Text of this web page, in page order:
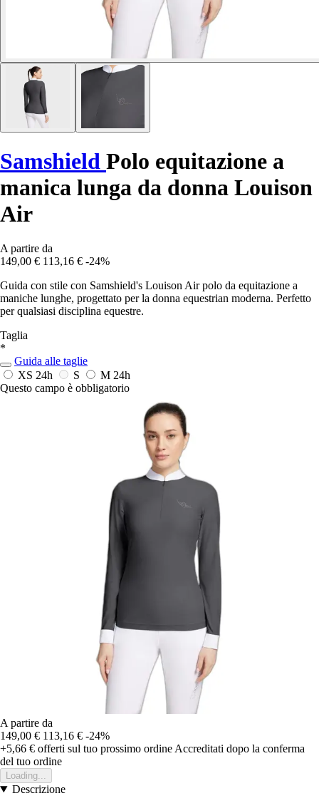
Samshield Polo equitazione a
manica lunga da donna Louison
Air
A partire da
149,00 € 113,16 € -24%
Guida con stile con Samshield's Louison Air polo da equitazione a
maniche lunghe, progettato per la donna equestrian moderna. Perfetto
per qualsiasi disciplina equestre.
Taglia
*
Guida alle taglie
XS 24h S M 24h
Questo campo è obbligatorio
A partire da
149,00 € 113,16 € -24%
+5,66 € offerti sul tuo prossimo ordine Accreditati dopo la conferma
del tuo ordine
Loading...
Descrizione